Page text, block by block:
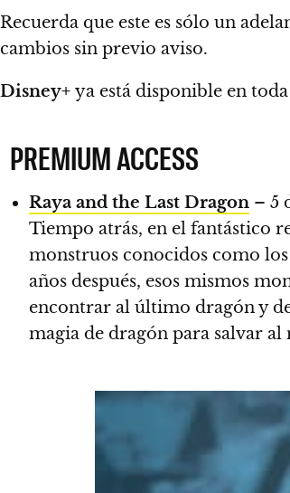
Recuerda que este es sólo un
cambios sin previo aviso.
Disney+ ya está disponible en toda
PREMIUM ACCESS
Raya and the Last Dragon – 5
Tiempo atrás, en el fantástico
monstruos conocidos como los
años después, esos mismos
encontrar al último dragón y
magia de dragón para salvar